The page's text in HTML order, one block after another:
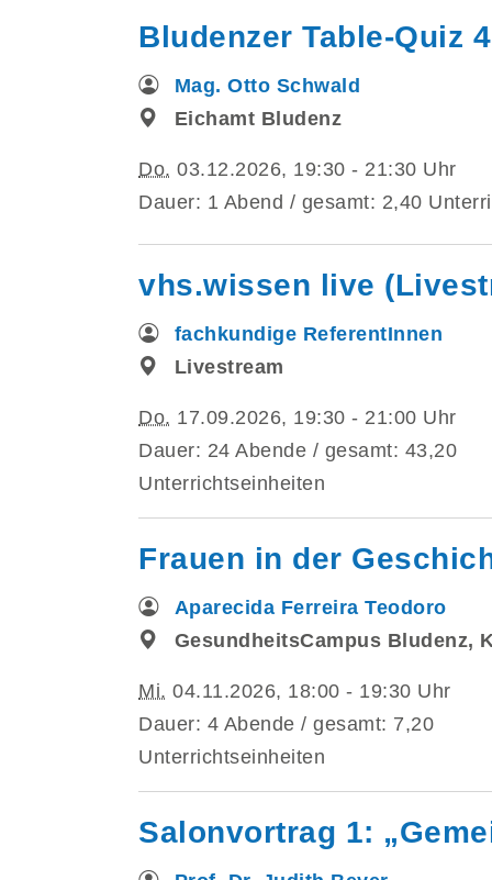
Bludenzer Table-Quiz
Mag. Otto Schwald
Eichamt Bludenz
Do. 03.12.2026, 19:30 - 21:30 Uhr
Dauer: 1 Abend / gesamt: 2,40
vhs.wissen live
fachkundige ReferentInnen
Livestream
Do. 17.09.2026, 19:30 - 21:00 Uhr
Dauer: 24 Abende / gesamt: 43,20
Unterrichtseinheiten
Frauen in der
Aparecida Ferreira Teodoro
GesundheitsCampus Bludenz,
Mi. 04.11.2026, 18:00 - 19:30 Uhr
Dauer: 4 Abende / gesamt: 7,20
Unterrichtseinheiten
Salonvortrag 1: